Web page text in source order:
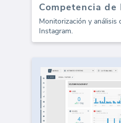
Monitorización y análisis
Instagram.